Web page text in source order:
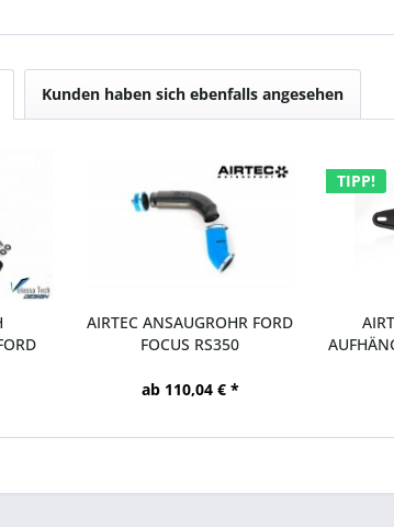
Kunden haben sich ebenfalls angesehen
AIRTEC ANSAUGROHR FORD
FOCUS RS350
ab 110,04 € *
TIPP!